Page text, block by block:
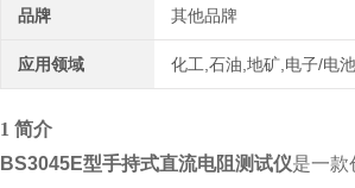
品牌 其他品牌
应用领域 化工,石油,地矿,电子/电
1 简介
BS3045E型手持式直流电阻测试仪是一款